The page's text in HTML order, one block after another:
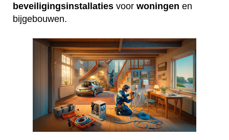
beveiligingsinstallaties voor woningen en
bijgebouwen.